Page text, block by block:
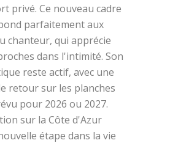
privé. Ce nouveau cadre
parfaitement aux
chanteur, qui apprécie
dans l'intimité. Son
reste actif, avec une
retour sur les planches
pour 2026 ou 2027.
sur la Côte d'Azur
étape dans la vie